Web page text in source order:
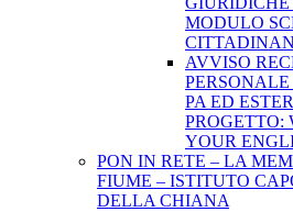
MODULO
AVVISO
PA ED
PROGETTO:
YOUR
PON IN RETE – LA
FIUME – ISTITUTO
DELLA CHIANA